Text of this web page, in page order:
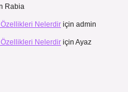
Rabia
Özellikleri Nelerdir için admin
Özellikleri Nelerdir için Ayaz